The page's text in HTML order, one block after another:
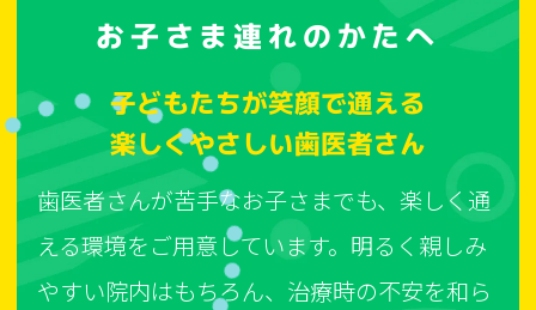
お子さま連れのかたへ
子どもたちが笑顔で通える
楽しくやさしい歯医者さん
歯医者さんが苦手なお子さまでも、楽しく通
える環境をご用意しています。明るく親しみ
やすい院内はもちろん、治療時の不安を和ら